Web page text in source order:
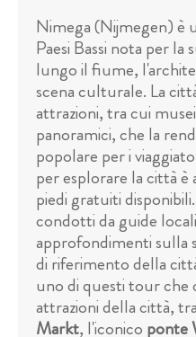
Nimega (Nijmegen) è
Paesi Bassi nota per la
lungo il fiume,
scena culturale. La
attrazioni, tra cui
panoramici, che la
popolare per i
per esplorare la città
piedi gratuiti
condotti da guide
approfondimenti sulla
di riferimento della
uno di questi tour che
attrazioni della città,
Markt, l'iconico ponte